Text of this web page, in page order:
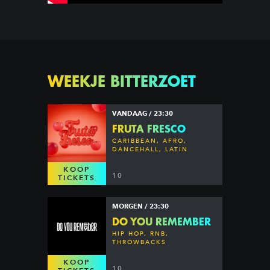
WEEKJE BITTERZOET
KOOP
TICKETS
VANDAAG / 23:30
FRUTA FRESCO
CARIBBEAN, AFRO,
DANCEHALL, LATIN
10
KOOP
MORGEN / 23:30
DO YOU REMEMBER
HIP HOP, RNB,
THROWBACKS